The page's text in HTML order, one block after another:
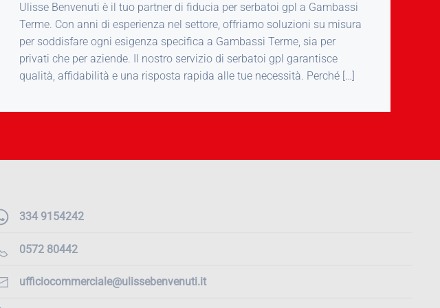
Ulisse Benvenuti è il tuo partner di fiducia per serbatoi gpl a Gambassi
Terme. Con anni di esperienza nel settore, offriamo soluzioni su misura
per soddisfare ogni esigenza specifica a Gambassi Terme, sia per
privati che per aziende. Il nostro servizio di serbatoi gpl garantisce
qualità, affidabilità e una risposta rapida alle tue necessità. Perché […]
334 9154242
0572 80442
ufficiocommerciale@ulissebenvenuti.it